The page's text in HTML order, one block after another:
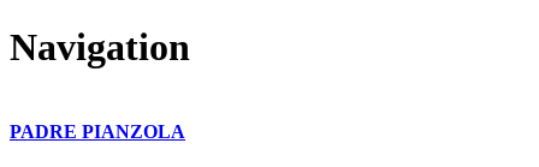
Navigation
PADRE PIANZOLA